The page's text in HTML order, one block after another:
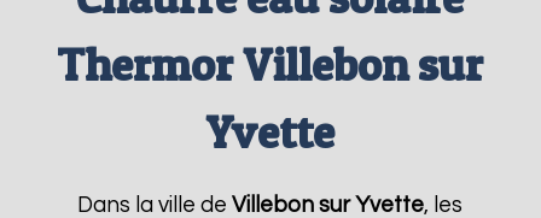
Thermor Villebon sur
Yvette
Dans la ville deVillebon sur Yvette, les